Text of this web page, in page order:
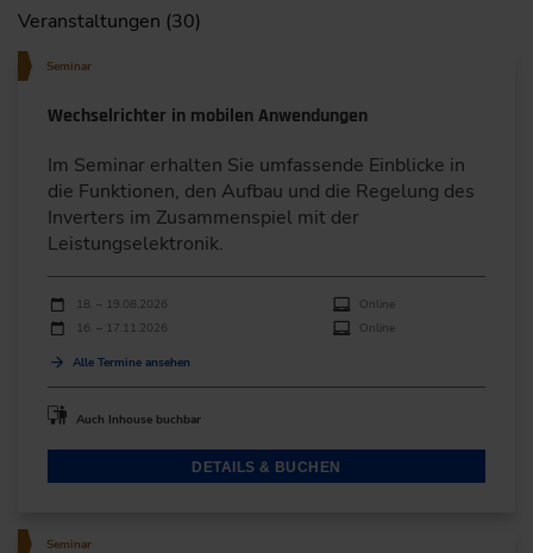
Veranstaltungen (30)
Seminar
Wechselrichter in mobilen Anwendungen
Im Seminar erhalten Sie umfassende Einblicke in
die Funktionen, den Aufbau und die Regelung des
Inverters im Zusammenspiel mit der
Leistungselektronik.
Durchführungen
Veranstaltungsdatum
18. – 19.08.2026
Online
16. – 17.11.2026
Online
Alle Termine ansehen
Auch Inhouse buchbar
DETAILS & BUCHEN
Seminar